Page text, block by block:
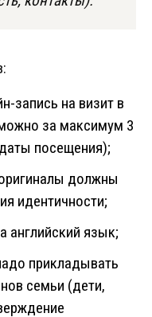
запись на визит в
за максимум 3
посещения);
должны
идентичности;
английский язык;
прикладывать
семьи (дети,